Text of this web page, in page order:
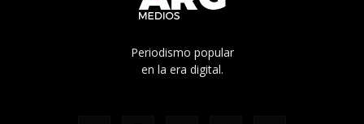
Periodismo popular
en la era digital.